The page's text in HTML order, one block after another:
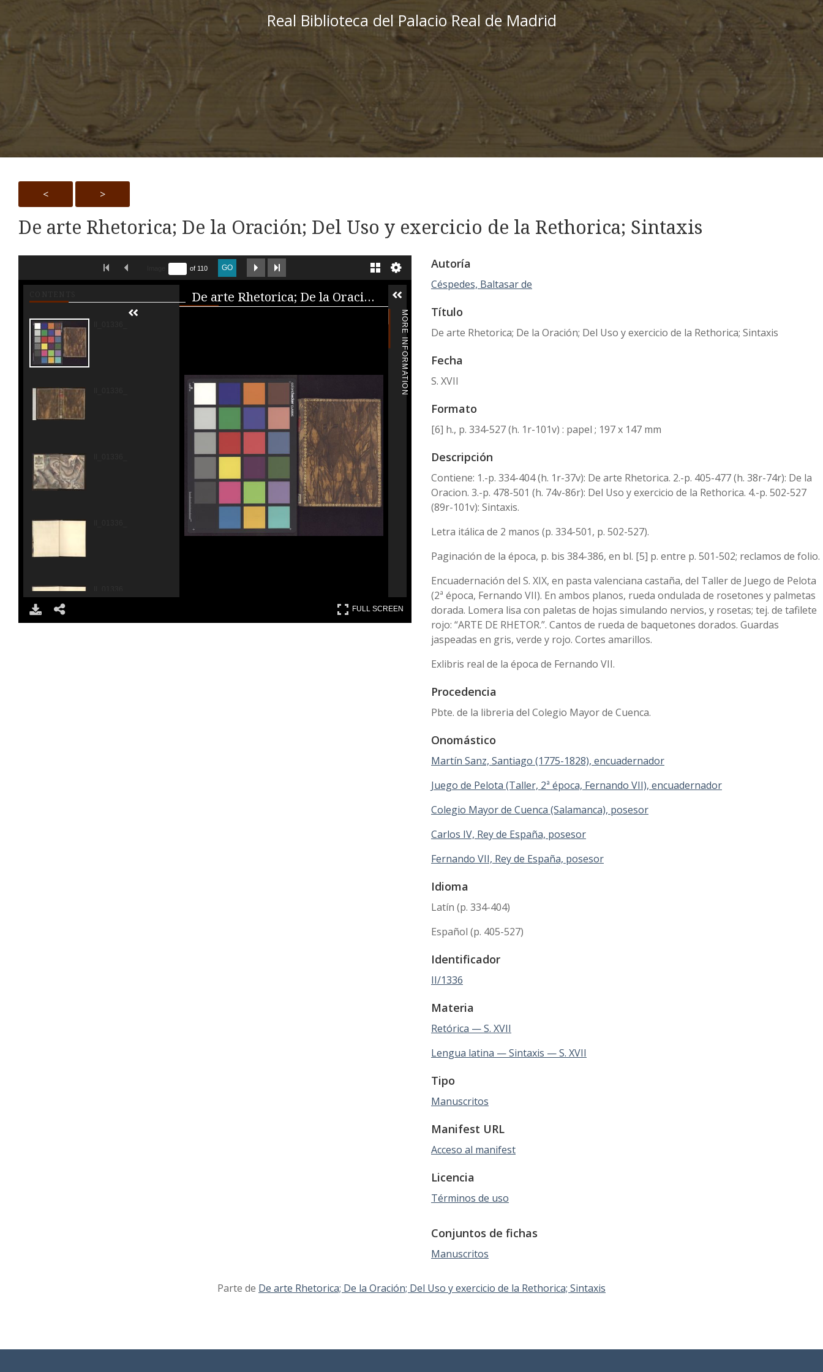
Real Biblioteca del Palacio Real de Madrid
< >
De arte Rhetorica; De la Oración; Del Uso y exercicio de la Rethorica; Sintaxis
FIRST IMAGEPREVIOUS IMAGE
of 110 GO
NEXT IMAGE GALLERY
Media Viewer De arte Rhetorica; De la Oracion
MORE INFORMATION
DOWNLOAD
FULL SCREEN
FULL SCREEN
Autoría
Céspedes, Baltasar de
Título
De arte Rhetorica; De la Oración; Del Uso y exercicio de la Rethorica; Sintaxis
Fecha
S. XVII
Formato
[6] h., p. 334-527 (h. 1r-101v) : papel ; 197 x 147 mm
Descripción
Contiene: 1.-p. 334-404 (h. 1r-37v): De arte Rhetorica. 2.-p. 405-477 (h. 38r-74r): De la
Oracion. 3.-p. 478-501 (h. 74v-86r): Del Uso y exercicio de la Rethorica. 4.-p. 502-527
(89r-101v): Sintaxis.
Letra itálica de 2 manos (p. 334-501, p. 502-527).
Paginación de la época, p. bis 384-386, en bl. [5] p. entre p. 501-502; reclamos de folio.
Encuadernación del S. XIX, en pasta valenciana castaña, del Taller de Juego de Pelota
(2ª época, Fernando VII). En ambos planos, rueda ondulada de rosetones y palmetas
dorada. Lomera lisa con paletas de hojas simulando nervios, y rosetas; tej. de tafilete
rojo: “ARTE DE RHETOR.”. Cantos de rueda de baquetones dorados. Guardas
jaspeadas en gris, verde y rojo. Cortes amarillos.
Exlibris real de la época de Fernando VII.
Procedencia
Pbte. de la libreria del Colegio Mayor de Cuenca.
Onomástico
Martín Sanz, Santiago (1775-1828), encuadernador
Juego de Pelota (Taller, 2ª época, Fernando VII), encuadernador
Colegio Mayor de Cuenca (Salamanca), posesor
Carlos IV, Rey de España, posesor
Fernando VII, Rey de España, posesor
Idioma
Latín (p. 334-404)
Español (p. 405-527)
Identificador
II/1336
Materia
Retórica — S. XVII
Lengua latina — Sintaxis — S. XVII
Tipo
Manuscritos
Manifest URL
Acceso al manifest
Licencia
Términos de uso
Conjuntos de fichas
Manuscritos
Parte de De arte Rhetorica; De la Oración; Del Uso y exercicio de la Rethorica; Sintaxis